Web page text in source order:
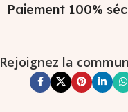
Paiement 100%
Rejoignez la